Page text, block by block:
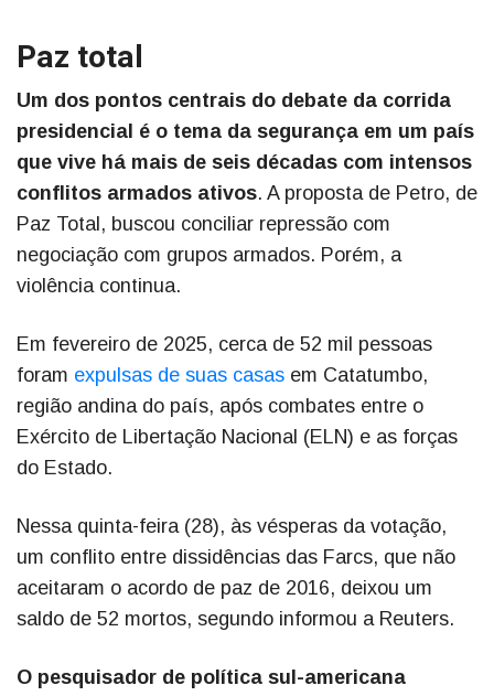
Paz total
Um dos pontos centrais do debate da corrida
presidencial é o tema da segurança em um país
que vive há mais de seis décadas com intensos
conflitos armados ativos. A proposta de Petro, de
Paz Total, buscou conciliar repressão com
negociação com grupos armados. Porém, a
violência continua.
Em fevereiro de 2025, cerca de 52 mil pessoas
foram expulsas de suas casas em Catatumbo,
região andina do país, após combates entre o
Exército de Libertação Nacional (ELN) e as forças
do Estado.
Nessa quinta-feira (28), às vésperas da votação,
um conflito entre dissidências das Farcs, que não
aceitaram o acordo de paz de 2016, deixou um
saldo de 52 mortos, segundo informou a Reuters.
O pesquisador de política sul-americana